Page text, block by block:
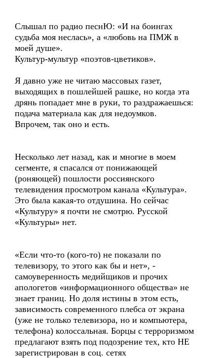
Слышал по радио песнЮ: «И на боингах
судьба моя неслась», а «любовь на ПМЖ в
моей душе».
Культур-мультур «поэтов-цветиков».
Я давно уже не читаю массовых газет,
выходящих в пошлейшей рашке, но когда эта
дрянь попадает мне в руки, то раздражаешься:
подача материала как для недоумков.
Впрочем, так оно и есть.
Несколько лет назад, как и многие в моем
сегменте, я спасался от понижающей
(роняющей) пошлости россиянского
телевидения просмотром канала «Культура».
Это была какая-то отдушина. Но сейчас
«Культуру» я почти не смотрю. Русской
«Культуры» нет.
«Если что-то (кого-то) не показали по
телевизору, то этого как бы и нет», -
самоуверенность медийщиков и прочих
апологетов «информационного общества» не
знает границ. Но доля истины в этом есть,
зависимость современного плебса от экрана
(уже не только телевизора, но и компьютера,
телефона) колоссальная. Борцы с терроризмом
предлагают взять под подозрение тех, кто НЕ
зарегистрирован в соц. сетях